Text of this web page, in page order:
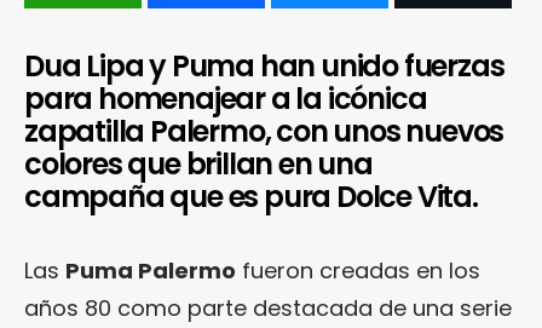
Dua Lipa y Puma han unido fuerzas
para homenajear a la icónica
zapatilla Palermo, con unos nuevos
colores que brillan en una
campaña que es pura Dolce Vita.
Las Puma Palermo fueron creadas en los
años 80 como parte destacada de una serie